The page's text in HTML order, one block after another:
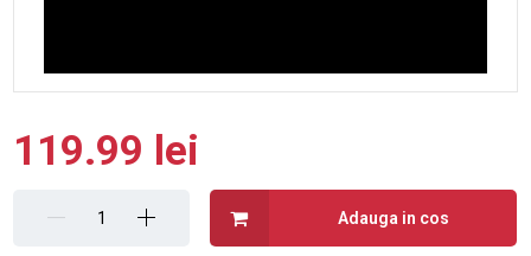
119.99 lei
Adauga in cos